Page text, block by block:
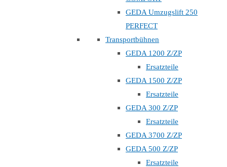
GEDA Umzugslift 250
PERFECT
Transportbühnen
GEDA 1200 Z/ZP
Ersatzteile
GEDA 1500 Z/ZP
Ersatzteile
GEDA 300 Z/ZP
Ersatzteile
GEDA 3700 Z/ZP
GEDA 500 Z/ZP
Ersatzteile